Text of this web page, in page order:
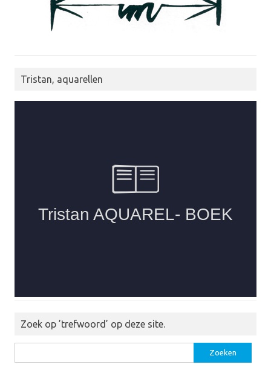
Tristan, aquarellen
Zoek op ’trefwoord’ op deze site.
naar: